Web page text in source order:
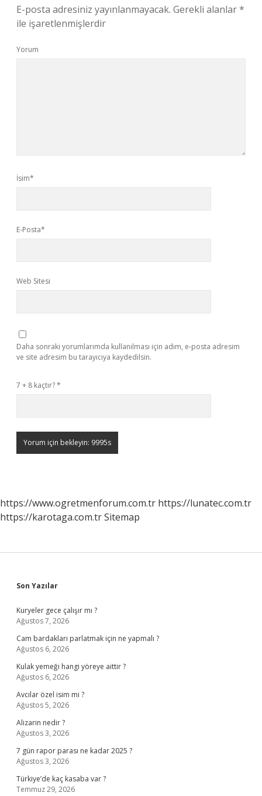
E-posta adresiniz yayınlanmayacak. Gerekli alanlar*
ile işaretlenmişlerdir
Yorum
İsim*
E-Posta*
Web Sitesi
Daha sonraki yorumlarımda kullanılması için adım, e-posta adresim
ve site adresim bu tarayıcıya kaydedilsin.
7 + 8 kaçtır?*
https://www.ogretmenforum.com.tr https://lunatec.com.tr
https://karotaga.com.trSitemap
Sidebar
Son Yazılar
Kuryeler gece çalışır mı ?
Ağustos 7, 2026
Cam bardakları parlatmak için ne yapmalı ?
Ağustos 6, 2026
Kulak yemeği hangi yöreye aittir ?
Ağustos 6, 2026
Avcılar özel isim mi ?
Ağustos 5, 2026
Alizarin nedir ?
Ağustos 3, 2026
7 gün rapor parası ne kadar 2025 ?
Ağustos 3, 2026
Türkiye’de kaç kasaba var ?
Temmuz 29, 2026